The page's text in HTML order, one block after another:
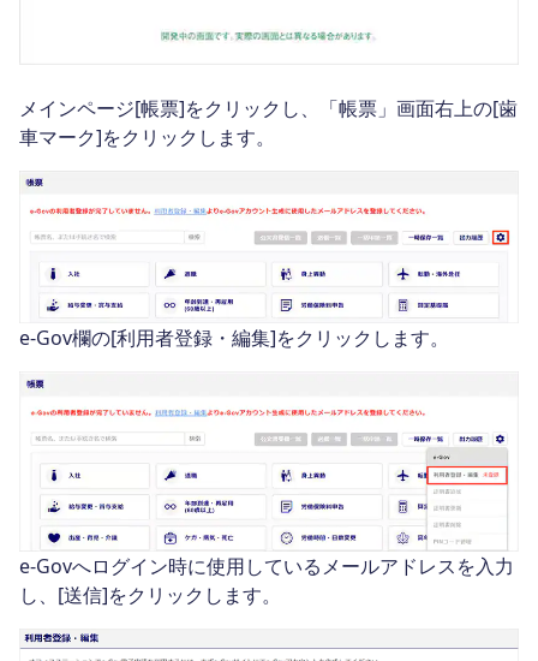
メインページ[帳票]をクリックし、「帳票」画面右上の[歯
車マーク]をクリックします。
e-Gov欄の[利用者登録・編集]をクリックします。
e-Govへログイン時に使用しているメールアドレスを入力
し、[送信]をクリックします。